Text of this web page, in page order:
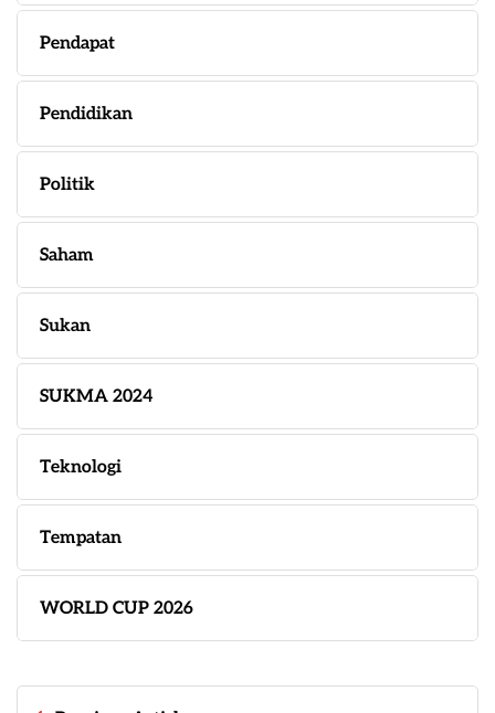
Pendapat
Pendidikan
Politik
Saham
Sukan
SUKMA 2024
Teknologi
Tempatan
WORLD CUP 2026